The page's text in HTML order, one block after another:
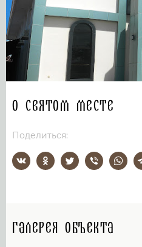
О святом месте
Поделиться:
Галерея объекта